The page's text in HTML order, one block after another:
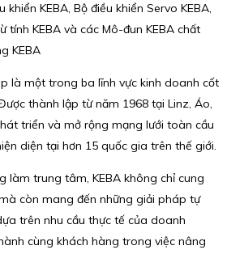
KEBA, Bộ điều khiển Servo KEBA,
tính KEBA và các Mô-đun KEBA chất
KEBA
là một trong ba lĩnh vực kinh doanh cốt
thành lập từ năm 1968 tại Linz, Áo,
triển và mở rộng mạng lưới toàn cầu
diện tại hơn 15 quốc gia trên thế giới.
làm trung tâm, KEBA không chỉ cung
còn mang đến những giải pháp tự
trên nhu cầu thực tế của doanh
cùng khách hàng trong việc nâng